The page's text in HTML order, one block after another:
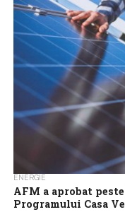
Ministrul Mediului,
‘Casa Verde
puțin familiarizate cu
ENERGIE
AFM a aprobat
Programului Casa